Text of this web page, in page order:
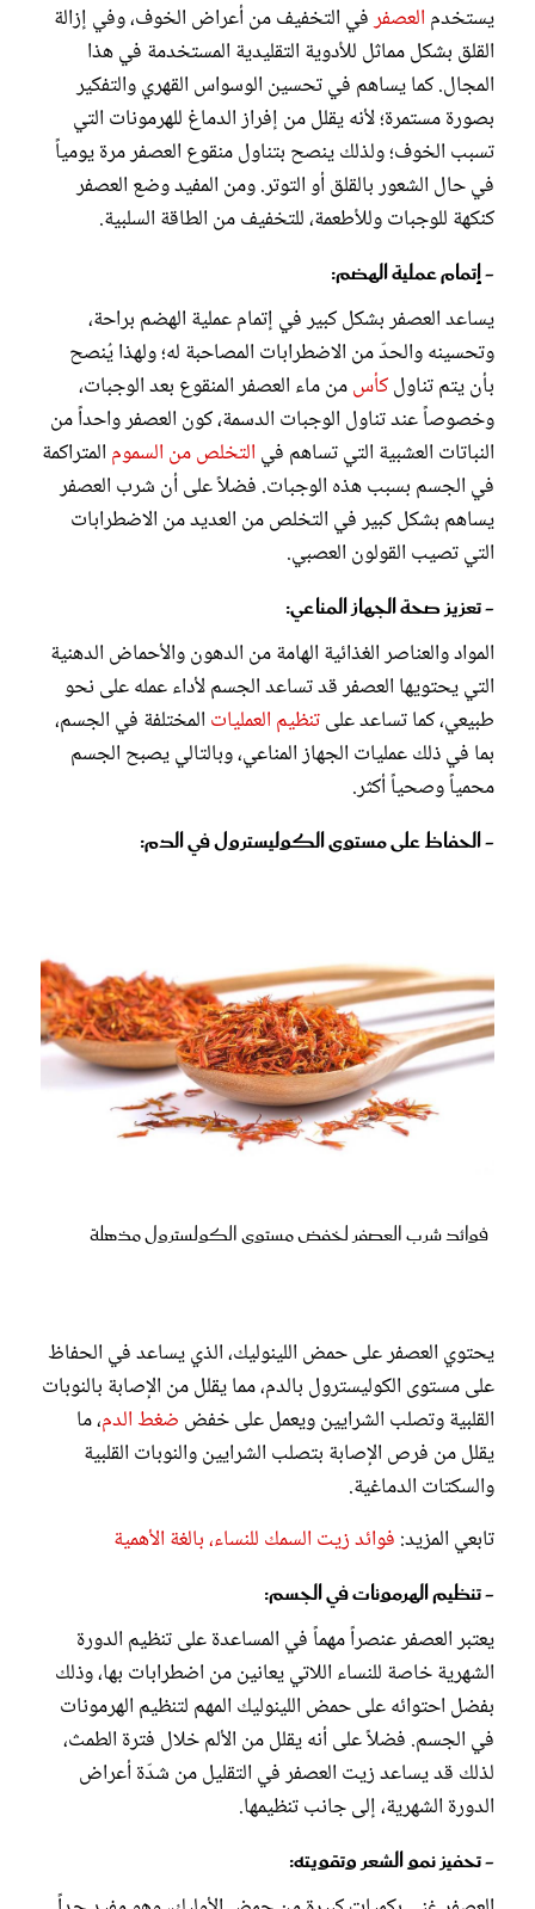
يستخدم العصفرفي التخفيف من أعراض الخوف، وفي إزالة
القلق بشكل مماثل للأدوية التقليدية المستخدمة في هذا
المجال. كما يساهم في تحسين الوسواس القهري والتفكير
بصورة مستمرة؛ لأنه يقلل من إفراز الدماغ للهرمونات التي
تسبب الخوف؛ ولذلك ينصح بتناول منقوع العصفر مرة يومياً
في حال الشعور بالقلق أو التوتر. ومن المفيد وضع العصفر
كنكهة للوجبات وللأطعمة، للتخفيف من الطاقة السلبية.
- إتمام عملية الهضم:
يساعد العصفر بشكل كبير في إتمام عملية الهضم براحة،
وتحسينه والحدّ من الاضطرابات المصاحبة له؛ ولهذا يُنصح
بأن يتم تناولكأسمن ماء العصفر المنقوع بعد الوجبات،
وخصوصاً عند تناول الوجبات الدسمة، كون العصفر واحداً من
النباتات العشبية التي تساهم في التخلص من السموم المتراكمة
في الجسم بسبب هذه الوجبات. فضلاً على أن شرب العصفر
يساهم بشكل كبير في التخلص من العديد من الاضطرابات
التي تصيب القولون العصبي.
- تعزيز صحة الجهاز المناعي:
المواد والعناصر الغذائية الهامة من الدهون والأحماض الدهنية
التي يحتويها العصفر قد تساعد الجسم لأداء عمله على نحو
طبيعي، كما تساعد علىتنظيم العمليات المختلفة في الجسم،
بما في ذلك عمليات الجهاز المناعي، وبالتالي يصبح الجسم
محمياً وصحياً أكثر.
- الحفاظ على مستوى الكوليسترول في الدم:
فوائد شرب العصفر لخفض مستوى الكولسترول مذهلة
يحتوي العصفر على حمض اللينوليك، الذي يساعد في الحفاظ
على مستوى الكوليسترول بالدم، مما يقلل من الإصابة بالنوبات
القلبية وتصلب الشرايين ويعمل على خفض ضغط الدم، ما
يقلل من فرص الإصابة بتصلب الشرايين والنوبات القلبية
والسكتات الدماغية.
تابعي المزيد: فوائد زيت السمك للنساء، بالغة الأهمية
- تنظيم الهرمونات في الجسم:
يعتبر العصفر عنصراً مهماً في المساعدة على تنظيم الدورة
الشهرية خاصة للنساء اللاتي يعانين من اضطرابات بها، وذلك
بفضل احتوائه على حمض اللينوليك المهم لتنظيم الهرمونات
في الجسم. فضلاً على أنه يقلل من الألم خلال فترة الطمث،
لذلك قد يساعد زيت العصفر في التقليل من شدّة أعراض
الدورة الشهرية، إلى جانب تنظيمها.
- تحفيز نمو الشعر وتقويته: